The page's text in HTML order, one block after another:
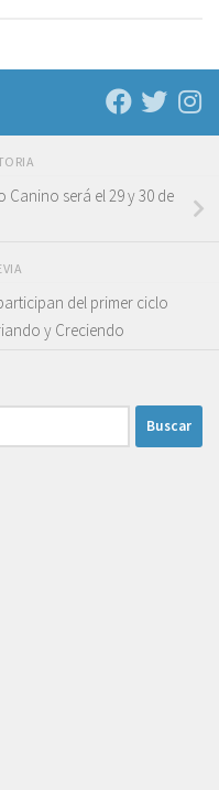
Canino será el 29 y 30 de
del primer ciclo
y Creciendo